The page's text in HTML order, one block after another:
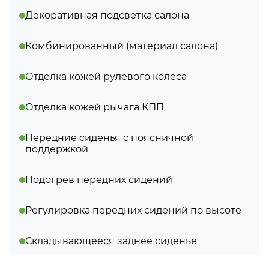
Декоративная подсветка салона
Комбинированный (материал салона)
Отделка кожей рулевого колеса
Отделка кожей рычага КПП
Передние сиденья с поясничной
поддержкой
Подогрев передних сидений
Регулировка передних сидений по высоте
Складывающееся заднее сиденье